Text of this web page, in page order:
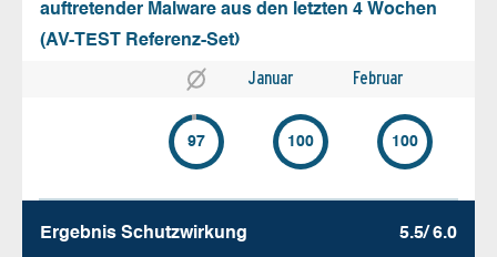
auftretender Malware aus den letzten 4 Wochen
(AV-TEST Referenz-Set)
Januar Februar
97 100 100
Ergebnis Schutz­wirkung 5.5/ 6.0